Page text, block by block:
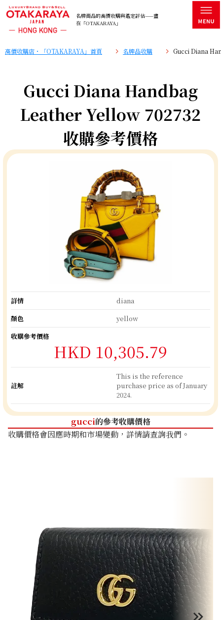
名牌商品的高價收購與鑑定評估——盡
在「OTAKARAYA」
高價收購店・「OTAKARAYA」首頁 名牌品收購 Gucci Diana
Gucci Diana Handbag
Leather Yellow 702732
收購參考價格
詳情
diana
顏色
yellow
收購參考價格
HKD 10,305.79
註解
This is the reference
purchase price as of January
2024.
gucci的參考收購價格
收購價格會因應時期和市場變動，詳情請查詢我們。